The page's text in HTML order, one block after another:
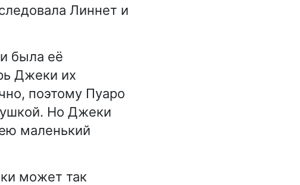
Линнет и
была её
Джеки их
поэтому Пуаро
Но Джеки
маленький
может так